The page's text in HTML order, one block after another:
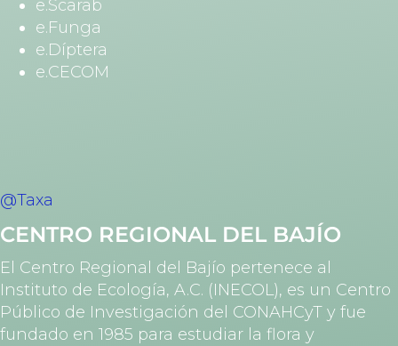
e.Scarab
e.Funga
e.Díptera
e.CECOM
@Taxa
CENTRO REGIONAL DEL BAJÍO
El Centro Regional del Bajío pertenece al
Instituto de Ecología, A.C. (INECOL), es un Centro
Público de Investigación del CONAHCyT y fue
fundado en 1985 para estudiar la flora y